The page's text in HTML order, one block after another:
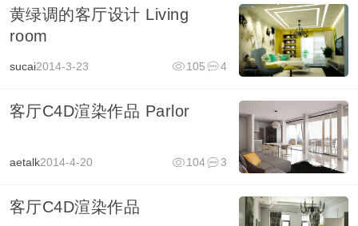
黄绿调的客厅设计 Living
room
sucai2014-3-23 4
105
客厅C4D渲染作品 Parlor
aetalk2014-4-20 3
104
客厅C4D渲染作品